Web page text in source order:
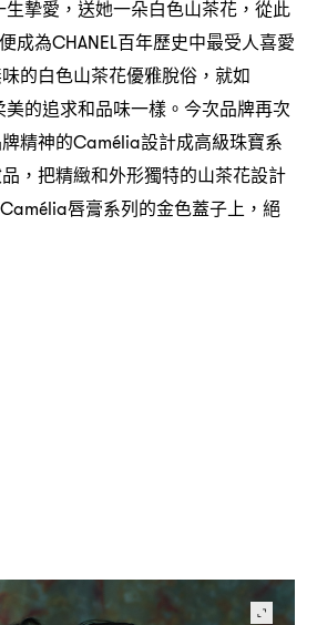
生摯愛 ， 送她一朵白色山茶花 ， 從此
便成為CHANEL百年歷史中最受人喜愛
的白色山茶花優雅脫俗 ， 就如
美的追求和品味一樣。今次品牌再次
精神的Camélia設計成高級珠寶系
， 把精緻和外形獨特的山茶花設計
唇膏系列的金色蓋子上 ， 絕